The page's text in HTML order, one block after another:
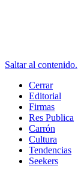
Saltar al contenido.
Cerrar
Editorial
Firmas
Res Publica
Carrón
Cultura
Tendencias
Seekers